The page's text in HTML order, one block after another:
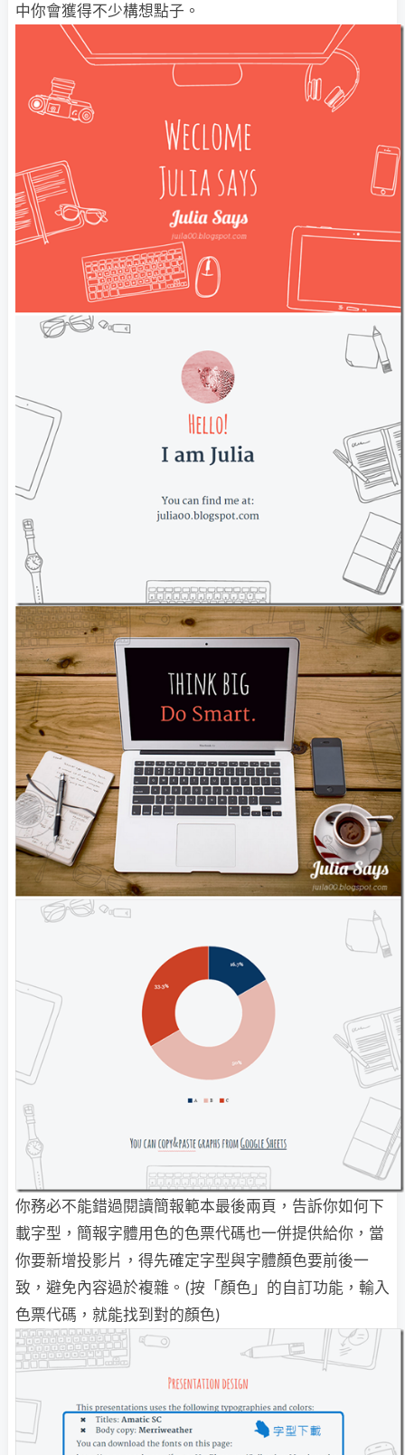
中你會獲得不少構想點子。
你務必不能錯過閱讀簡報範本最後兩頁，告訴你如何下
載字型，簡報字體用色的色票代碼也一併提供給你，當
你要新增投影片，得先確定字型與字體顏色要前後一
致，避免內容過於複雜。(按「顏色」的自訂功能，輸入
色票代碼，就能找到對的顏色)